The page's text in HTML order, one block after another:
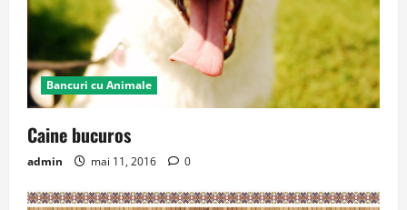
Bancuri cu Animale
Caine bucuros
admin mai 11, 2016 0